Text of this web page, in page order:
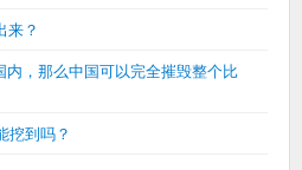
来？
内，那么中国可以完全摧毁整个比
挖到吗？